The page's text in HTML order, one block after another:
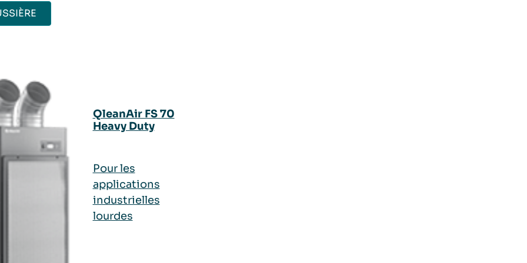
QleanAir FS 70
Heavy Duty
Pour les
applications
industrielles
lourdes